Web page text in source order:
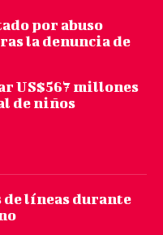
por abuso
la denuncia de
US$567 millones
de niños
de líneas durante